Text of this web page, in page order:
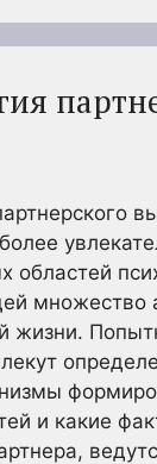
областей
множество
жизни.
и какие